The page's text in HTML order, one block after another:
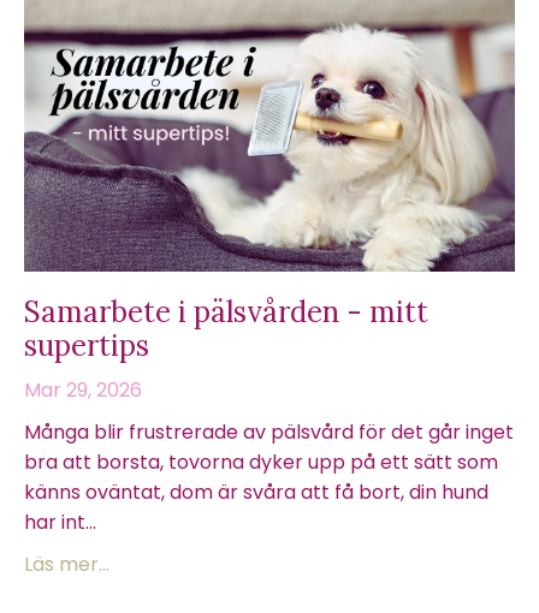
Samarbete i pälsvården - mitt
supertips
Mar 29, 2026
Många blir frustrerade av pälsvård för det går inget
bra att borsta, tovorna dyker upp på ett sätt som
känns oväntat, dom är svåra att få bort, din hund
har int...
Läs mer...